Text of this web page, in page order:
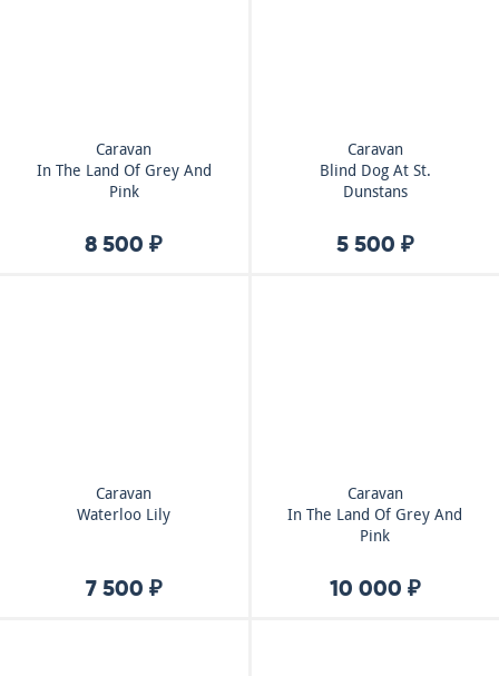
Caravan
In The Land Of Grey And
Pink
8 500 ₽
Caravan
Blind Dog At St.
Dunstans
5 500 ₽
Caravan
Waterloo Lily
7 500 ₽
Caravan
In The Land Of Grey And
Pink
10 000 ₽